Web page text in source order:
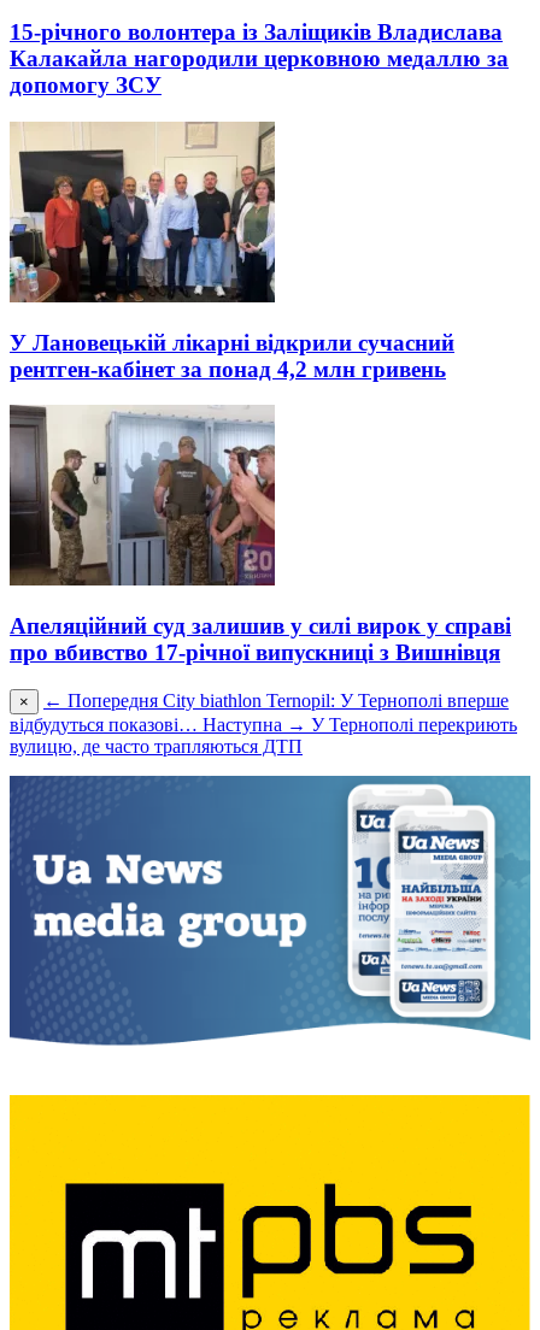
15-річного волонтера із Заліщиків Владислава
Калакайла нагородили церковною медаллю за
допомогу ЗСУ
У Лановецькій лікарні відкрили сучасний
рентген-кабінет за понад 4,2 млн гривень
Апеляційний суд залишив у силі вирок у справі
про вбивство 17-річної випускниці з Вишнівця
× ← Попередня City ​​biathlon Ternopil: У Тернополі вперше
відбудуться показові… Наступна → У Тернополі перекриють
вулицю, де часто трапляються ДТП